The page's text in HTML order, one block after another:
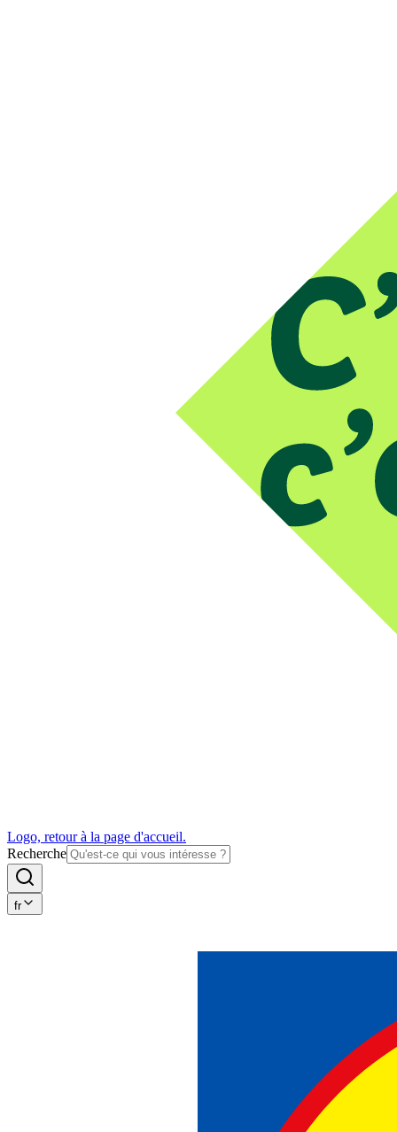
Logo, retour à la page d'accueil.
Recherche
fr